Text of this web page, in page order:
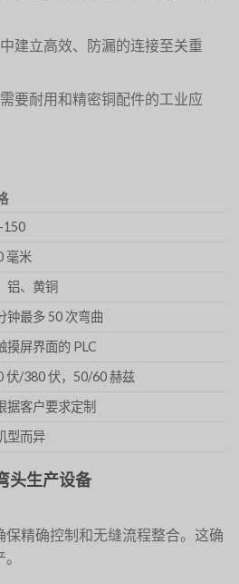
建立高效、防漏的连接至关重
要耐用和精密铜配件的工业应
150
毫米
铝、黄铜
钟最多 50 次弯曲
摸屏界面的 PLC
伏/380 伏，50/60 赫兹
据客户要求定制
型而异
头生产设备
精确控制和无缝流程整合。这确